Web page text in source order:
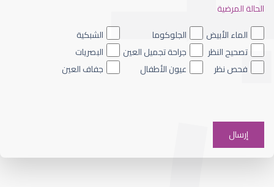
الجراحة التجميلية للعيون
الحالة المرضية
الماء الأبيض
الجلوكوما
الشبكية
تصحيح النظر
جراحة تجميل العين
البصريات
فحص نظر
عيون الأطفال جفاف العين